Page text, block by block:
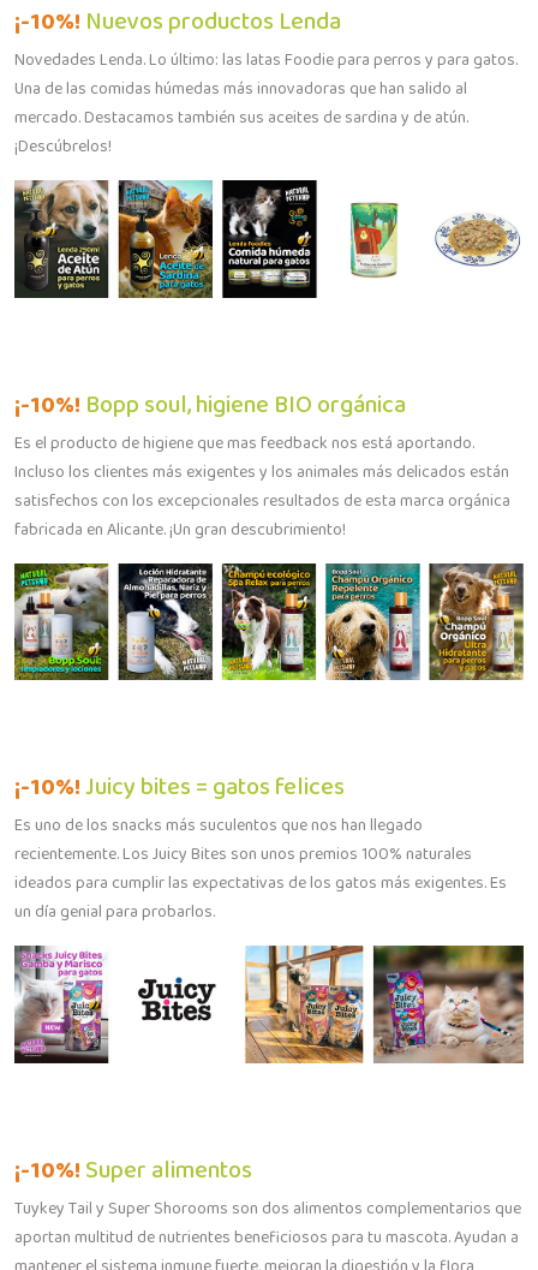
¡-10%! Nuevos productos Lenda
Novedades Lenda. Lo último: las latas Foodie para perros y para gatos.
Una de las comidas húmedas más innovadoras que han salido al
mercado. Destacamos también sus aceites de sardina y de atún.
¡Descúbrelos!
¡-10%! Bopp soul, higiene BIO orgánica
Es el producto de higiene que mas feedback nos está aportando.
Incluso los clientes más exigentes y los animales más delicados están
satisfechos con los excepcionales resultados de esta marca orgánica
fabricada en Alicante. ¡Un gran descubrimiento!
¡-10%!Juicy bites = gatos felices
Es uno de los snacks más suculentos que nos han llegado
recientemente. Los Juicy Bites son unos premios 100% naturales
ideados para cumplir las expectativas de los gatos más exigentes. Es
un día genial para probarlos.
¡-10%!Super alimentos
Tuykey Tail y Super Shorooms son dos alimentos complementarios que
aportan multitud de nutrientes beneficiosos para tu mascota. Ayudan a